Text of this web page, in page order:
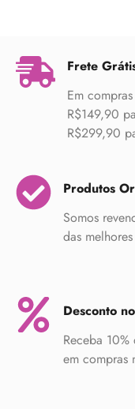
Frete
Em
R$149,90
R$299,90
Produtos
Somos
das
Desconto
Receba
em compras